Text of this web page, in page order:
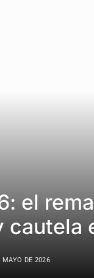
el
cautela
MAYO DE 2026